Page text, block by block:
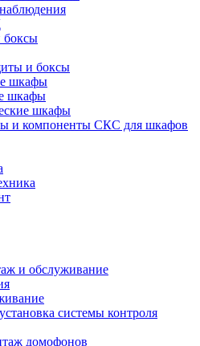
и боксы
шкафы
шкафы
шкафы
и компоненты СКС для шкафов
и обслуживание
системы контроля
домофонов